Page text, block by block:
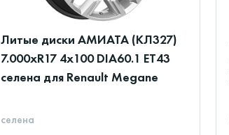
Литые диски АМИАТА (КЛ327)
7.000xR17 4x100 DIA60.1 ET43
селена для Renault Megane
селена